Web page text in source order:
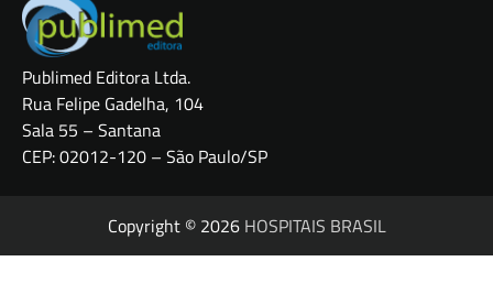
Publimed Editora Ltda.
Rua Felipe Gadelha, 104
Sala 55 – Santana
CEP: 02012-120 – São Paulo/SP
Copyright © 2026 HOSPITAIS BRASIL